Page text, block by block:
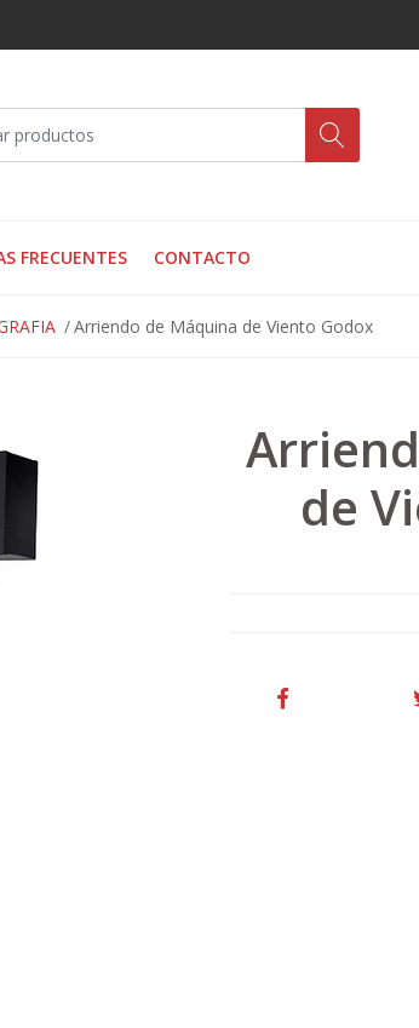
FRECUENTES CONTACTO
Arriendo de Máquina de Viento Godox
de